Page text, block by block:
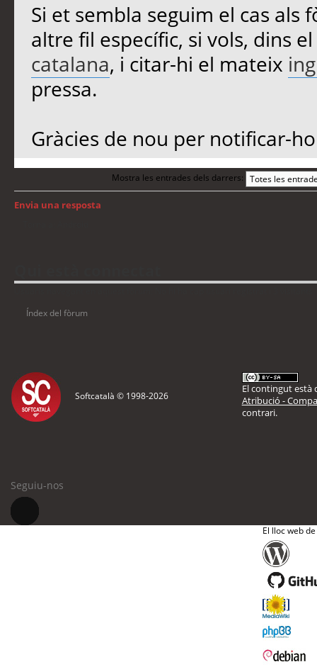
Si et sembla seguim el cas
altre fil específic, si vols, dins
catalana, i citar-hi el mateix
pressa.
Gràcies de nou per notificar-
Mostra les entrades dels darrers:
Envia una resposta
Índex del fòrum
Softcatalà © 1998-2026
El contingut està
Atribució -
contrari.
Seguiu-nos
El lloc web